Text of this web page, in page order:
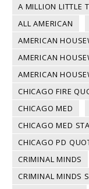
A MILLION LITTLE
ALL AMERICAN
AMERICAN
AMERICAN
AMERICAN
CHICAGO FIRE
CHICAGO MED
CHICAGO MED
CHICAGO PD
CRIMINAL MINDS
CRIMINAL MINDS